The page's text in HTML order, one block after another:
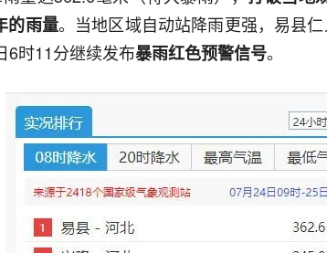
的雨量。当地区域自动站降雨更强，易县
6时11分继续发布暴雨红色预警信号。